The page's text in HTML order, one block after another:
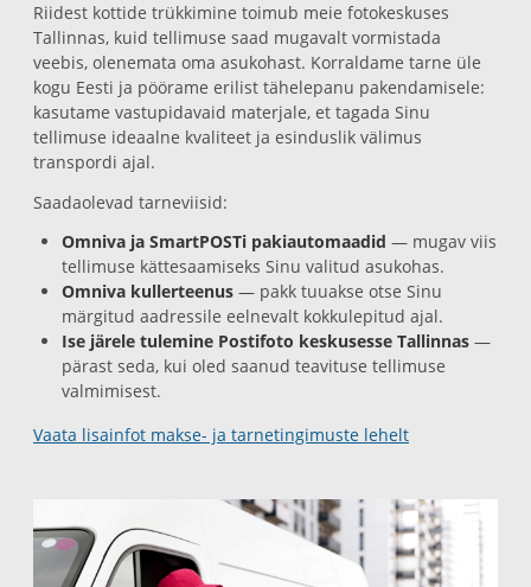
Riidest kottide trükkimine toimub meie fotokeskuses
Tallinnas, kuid tellimuse saad mugavalt vormistada
veebis, olenemata oma asukohast. Korraldame tarne üle
kogu Eesti ja pöörame erilist tähelepanu pakendamisele:
kasutame vastupidavaid materjale, et tagada Sinu
tellimuse ideaalne kvaliteet ja esinduslik välimus
transpordi ajal.
Saadaolevad tarneviisid:
Omniva ja SmartPOSTi pakiautomaadid — mugav viis
tellimuse kättesaamiseks Sinu valitud asukohas.
Omniva kullerteenus — pakk tuuakse otse Sinu
märgitud aadressile eelnevalt kokkulepitud ajal.
Ise järele tulemine Postifoto keskusesse Tallinnas —
pärast seda, kui oled saanud teavituse tellimuse
valmimisest.
Vaata lisainfot makse- ja tarnetingimuste lehelt